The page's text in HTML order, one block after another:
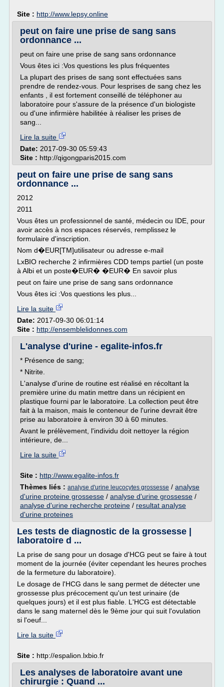
Site : http://www.lepsy.online
peut on faire une prise de sang sans
ordonnance ...
peut on faire une prise de sang sans ordonnance
Vous êtes ici :Vos questions les plus fréquentes
La plupart des prises de sang sont effectuées sans
prendre de rendez-vous. Pour lesprises de sang chez les
enfants , il est fortement conseillé de téléphoner au
laboratoire pour s'assure de la présence d'un biologiste
ou d'une infirmière habilitée à réaliser les prises de
sang...
Lire la suite
Date: 2017-09-30 05:59:43
Site : http://qigongparis2015.com
peut on faire une prise de sang sans
ordonnance ...
2012
2011
Vous êtes un professionnel de santé, médecin ou IDE, pour
avoir accès à nos espaces réservés, remplissez le
formulaire d'inscription.
Nom d�EUR[TM]utilisateur ou adresse e-mail
LxBIO recherche 2 infirmières CDD temps partiel (un poste
à Albi et un poste�EUR� �EUR� En savoir plus
peut on faire une prise de sang sans ordonnance
Vous êtes ici :Vos questions les plus...
Lire la suite
Date: 2017-09-30 06:01:14
Site : http://ensemblelidonnes.com
L'analyse d'urine - egalite-infos.fr
* Présence de sang;
* Nitrite.
L'analyse d'urine de routine est réalisé en récoltant la
première urine du matin mettre dans un récipient en
plastique fourni par le laboratoire. La collection peut être
fait à la maison, mais le conteneur de l'urine devrait être
prise au laboratoire à environ 30 à 60 minutes.
Avant le prélèvement, l'individu doit nettoyer la région
intérieure, de...
Lire la suite
Site : http://www.egalite-infos.fr
Thèmes liés : analyse d'urine leucocytes grossesse / analyse
d'urine proteine grossesse / analyse d'urine grossesse /
analyse d'urine recherche proteine / resultat analyse
d'urine proteines
Les tests de diagnostic de la grossesse |
laboratoire d ...
La prise de sang pour un dosage d'HCG peut se faire à tout
moment de la journée (éviter cependant les heures proches
de la fermeture du laboratoire).
Le dosage de l'HCG dans le sang permet de détecter une
grossesse plus précocement qu'un test urinaire (de
quelques jours) et il est plus fiable. L'HCG est détectable
dans le sang maternel dès le 9ème jour qui suit l'ovulation
si l'oeuf...
Lire la suite
Site : http://espalion.lxbio.fr
Les analyses de laboratoire avant une
chirurgie : Quand ...